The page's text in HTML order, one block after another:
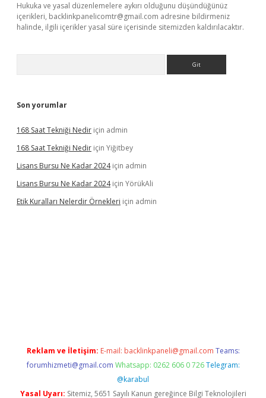
Hukuka ve yasal düzenlemelere aykırı olduğunu düşündüğünüz
içerikleri, backlinkpanelicomtr@gmail.com adresine bildirmeniz
halinde, ilgili içerikler yasal süre içerisinde sitemizden kaldırılacaktır.
Son yorumlar
168 Saat Tekniği Nedir için admin
168 Saat Tekniği Nedir için Yiğitbey
Lisans Bursu Ne Kadar 2024için admin
Lisans Bursu Ne Kadar 2024için YörükAli
Etik Kuralları Nelerdir Örnekleri için admin
Reklam ve İletişim: E-mail: backlinkpaneli@gmail.com Teams:
forumhizmeti@gmail.com Whatsapp: 0262 606 0 726 Telegram:
@karabul
Yasal Uyarı: Sitemiz, 5651 Sayılı Kanun gereğince Bilgi Teknolojileri